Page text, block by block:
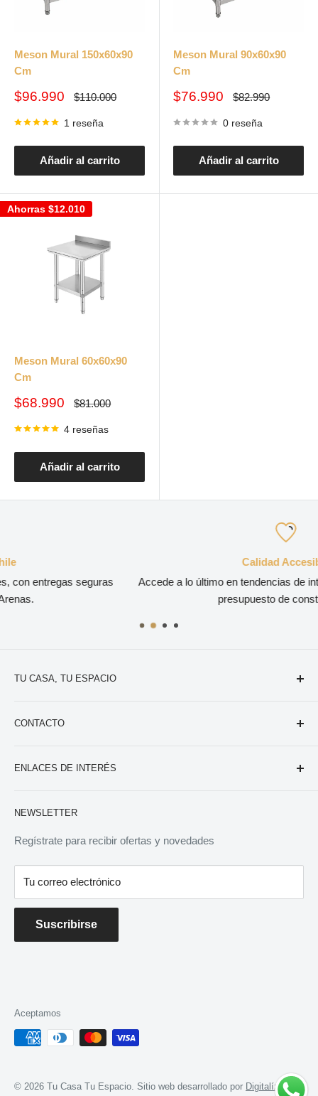
Meson Mural 150x60x90
Cm
Precio
venta
$96.990
Precio
$110.000
1 reseña
Añadir al carrito
Meson Mural 90x60x90
Cm
Precio
venta
$76.990
Precio
$82.990
0 reseña
Añadir al carrito
Ahorras $12.010
Meson Mural 60x60x90
Cm
Precio
venta
$68.990
Precio
$81.000
4 reseñas
Añadir al carrito
Accede a lo último en tendencias de interiorismo sin salirte
presupuesto de construcción.
TU CASA, TU ESPACIO
una gran variedad de opciones con la mejor calidad.
CONTACTO
+569 2173 0675
13:00)
Sáb.: 10:00 – 14:00 (horario corrido)
ENLACES DE INTERÉS
Nosotros
Contacto
Cambios y Reembolsos
Políticas de Privacidad
NEWSLETTER
Regístrate para recibir ofertas y novedades
Tu correo electrónico
Suscribirse
Aceptamos
© 2026 Tu Casa Tu Espacio. Sitio web desarrollado por Digitalízame